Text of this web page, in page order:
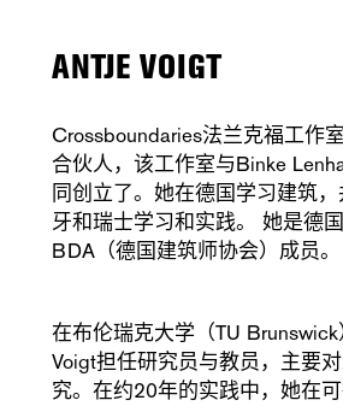
ANTJE VOIGT
Crossboundaries法兰克福工作
合伙人，该工作室与Binke
同创立了。她在德国学习建筑
牙和瑞士学习和实践。 她是德
BDA（德国建筑师协会）成员。
在布伦瑞克大学（TU
Voigt担任研究员与教员，主要
究。在约20年的实践中，她在